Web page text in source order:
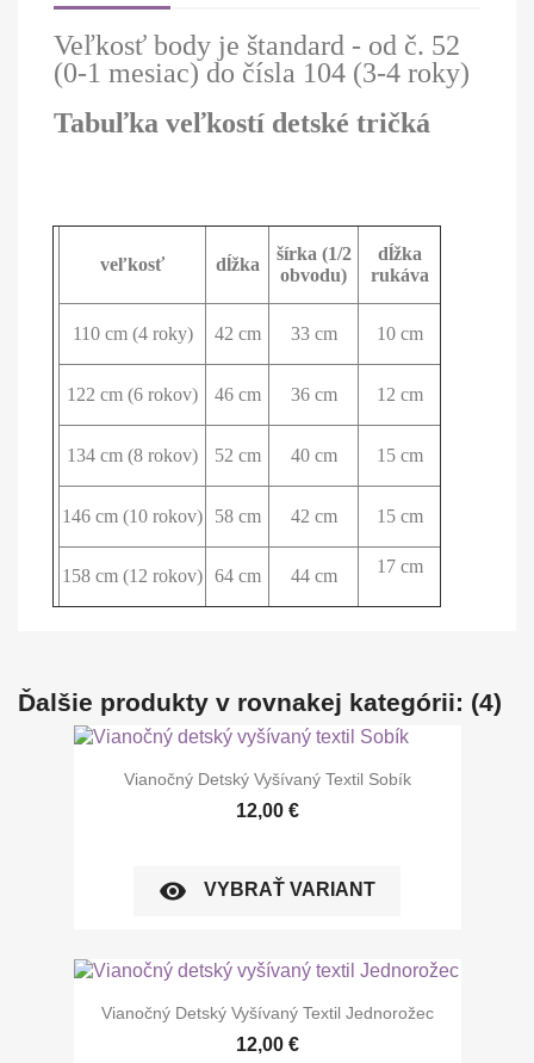
Veľkosť body je štandard - od č. 52
(0-1 mesiac) do čísla 104 (3-4 roky)
Tabuľka veľkostí detské tričká
veľkosť dĺžka
šírka (1/2
obvodu)
dĺžka
rukáva
110 cm (4 roky) 42 cm 33 cm 10 cm
122 cm (6 rokov) 46 cm 36 cm 12 cm
134 cm (8 rokov) 52 cm 40 cm 15 cm
146 cm (10 rokov) 58 cm 42 cm 15 cm
158 cm (12 rokov) 64 cm 44 cm 17 cm
Ďalšie produkty v rovnakej kategórii: (4)
Vianočný Detský Vyšívaný Textil Sobík
12,00 €
visibility VYBRAŤ VARIANT
Vianočný Detský Vyšívaný Textil Jednorožec
12,00 €